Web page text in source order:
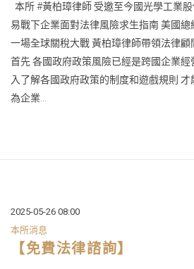
本所 #黃柏璋律師 受邀至今國光學工業
易戰下企業面對法律風險求生指南 美國
一場全球關稅大戰 黃柏璋律師帶領法律
首先 各國政府政策風險已經是跨國企業
入了解各國政府政策的制度和遊戲規則
為企業...
2025-05-26 08:00
本所消息
【免費法律諮詢】